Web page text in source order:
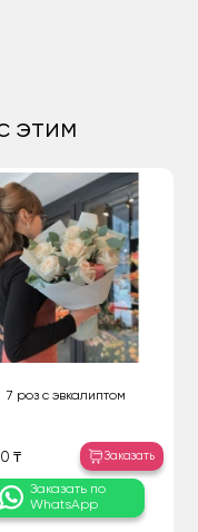
этим
7 роз с эвкалиптом
₸ Заказать
Заказать по
WhatsApp